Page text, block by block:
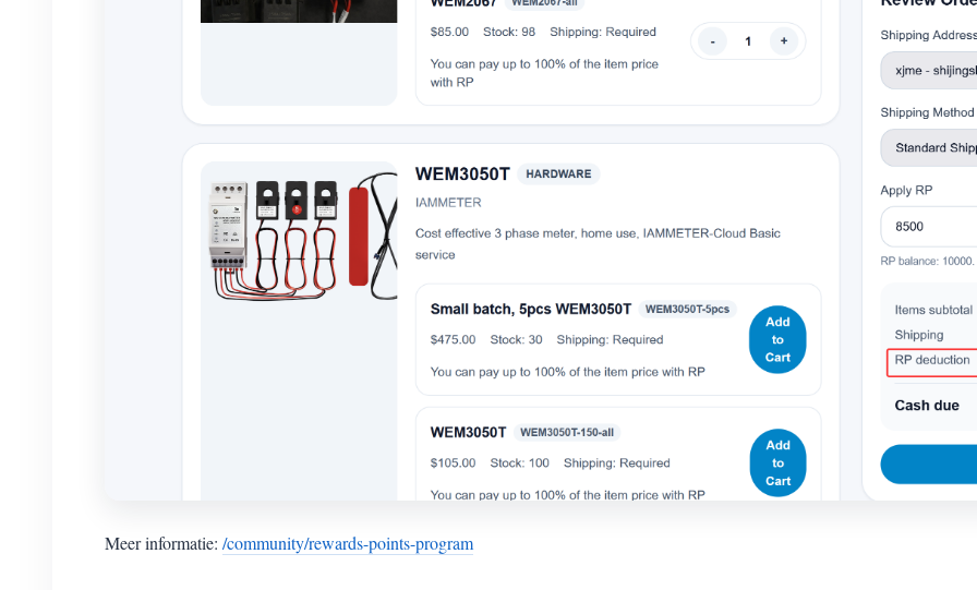
Meer informatie: /community/rewards-points-program